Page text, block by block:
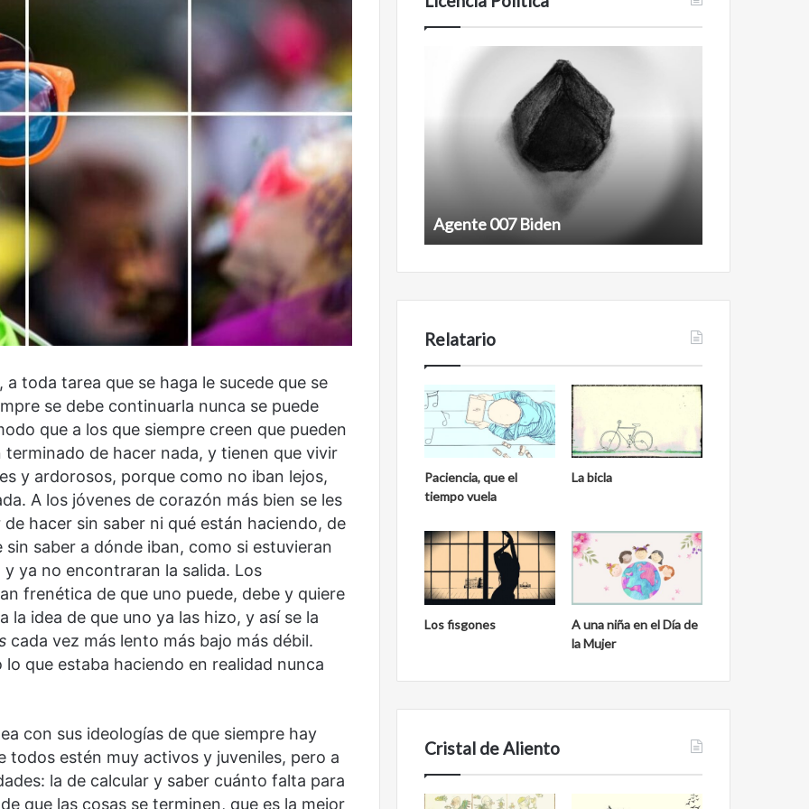
toda tarea que se haga le sucede que se
se debe continuarla nunca se puede
que a los que siempre creen que pueden
de hacer nada, y tienen que vivir
y ardorosos, porque como no iban lejos,
A los jóvenes de corazón más bien se les
hacer sin saber ni qué están haciendo, de
saber a dónde iban, como si estuvieran
ya no encontraran la salida. Los
frenética de que uno puede, debe y quiere
la idea de que uno ya las hizo, y así se la
cada vez más lento más bajo más débil.
que estaba haciendo en realidad nunca
con sus ideologías de que siempre hay
todos estén muy activos y juveniles, pero a
la de calcular y saber cuánto falta para
que las cosas se terminen, que es la mejor
Obradorista Agente 007 Biden
Relatario
Paciencia, que el
tiempo vuela
La bicla
Los fisgones
A una niña en el Día de
la Mujer
Cristal de Aliento